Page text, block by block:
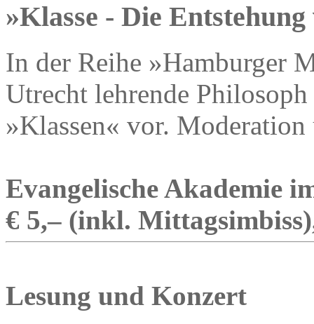
»Klasse - Die
In der Reihe »Hamburger
Utrecht lehrende
»Klassen« vor.
Evangelische Akademie
€ 5,– (inkl.
Lesung und Konzert